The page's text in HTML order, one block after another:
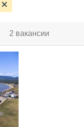
2 вакансии